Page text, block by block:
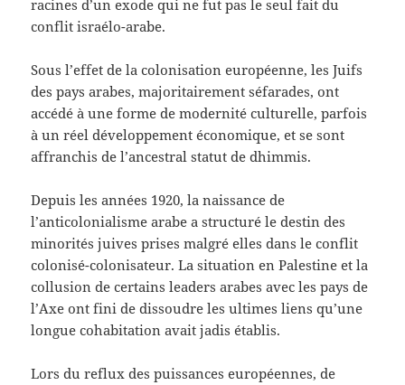
racines d’un exode qui ne fut pas le seul fait du
conflit israélo-arabe.
Sous l’effet de la colonisation européenne, les Juifs
des pays arabes, majoritairement séfarades, ont
accédé à une forme de modernité culturelle, parfois
à un réel développement économique, et se sont
affranchis de l’ancestral statut de dhimmis.
Depuis les années 1920, la naissance de
l’anticolonialisme arabe a structuré le destin des
minorités juives prises malgré elles dans le conflit
colonisé-colonisateur. La situation en Palestine et la
collusion de certains leaders arabes avec les pays de
l’Axe ont fini de dissoudre les ultimes liens qu’une
longue cohabitation avait jadis établis.
Lors du reflux des puissances européennes, de